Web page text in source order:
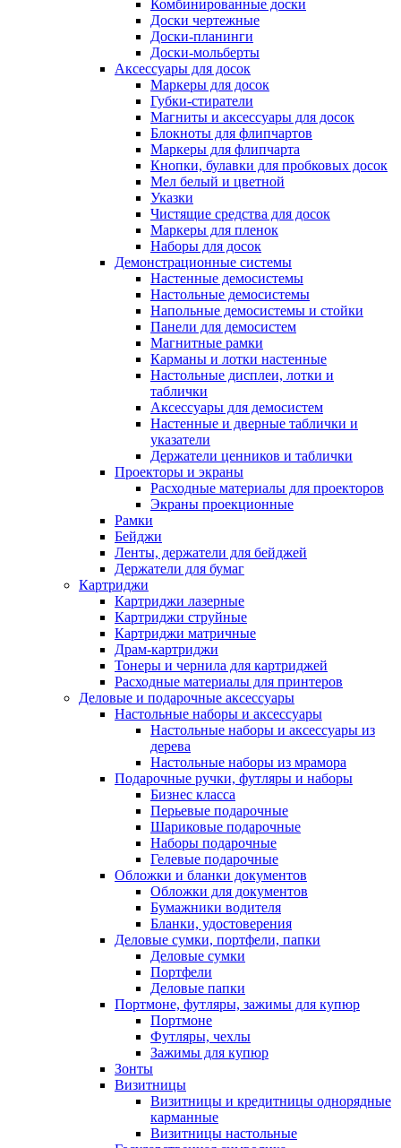
Комбинированные доски
Доски чертежные
Доски-планинги
Доски-мольберты
Аксессуары для досок
Маркеры для досок
Губки-стиратели
Магниты и аксессуары для досок
Блокноты для флипчартов
Маркеры для флипчарта
Кнопки, булавки для пробковых досок
Мел белый и цветной
Указки
Чистящие средства для досок
Маркеры для пленок
Наборы для досок
Демонстрационные системы
Настенные демосистемы
Настольные демосистемы
Напольные демосистемы и стойки
Панели для демосистем
Магнитные рамки
Карманы и лотки настенные
Настольные дисплеи, лотки и
таблички
Аксессуары для демосистем
Настенные и дверные таблички и
указатели
Держатели ценников и таблички
Проекторы и экраны
Расходные материалы для проекторов
Экраны проекционные
Рамки
Бейджи
Ленты, держатели для бейджей
Держатели для бумаг
Картриджи
Картриджи лазерные
Картриджи струйные
Картриджи матричные
Драм-картриджи
Тонеры и чернила для картриджей
Расходные материалы для принтеров
Деловые и подарочные аксессуары
Настольные наборы и аксессуары
Настольные наборы и аксессуары из
дерева
Настольные наборы из мрамора
Подарочные ручки, футляры и наборы
Бизнес класса
Перьевые подарочные
Шариковые подарочные
Наборы подарочные
Гелевые подарочные
Обложки и бланки документов
Обложки для документов
Бумажники водителя
Бланки, удостоверения
Деловые сумки, портфели, папки
Деловые сумки
Портфели
Деловые папки
Портмоне, футляры, зажимы для купюр
Портмоне
Футляры, чехлы
Зажимы для купюр
Зонты
Визитницы
Визитницы и кредитницы однорядные
карманные
Визитницы настольные